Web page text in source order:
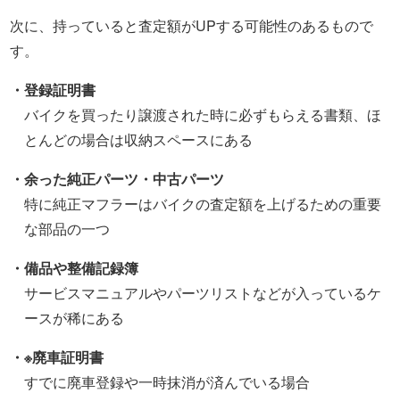
次に、持っていると査定額がUPする可能性のあるもので
す。
・登録証明書
バイクを買ったり譲渡された時に必ずもらえる書類、ほ
とんどの場合は収納スペースにある
・余った純正パーツ・中古パーツ
特に純正マフラーはバイクの査定額を上げるための重要
な部品の一つ
・備品や整備記録簿
サービスマニュアルやパーツリストなどが入っているケ
ースが稀にある
・※廃車証明書
すでに廃車登録や一時抹消が済んでいる場合